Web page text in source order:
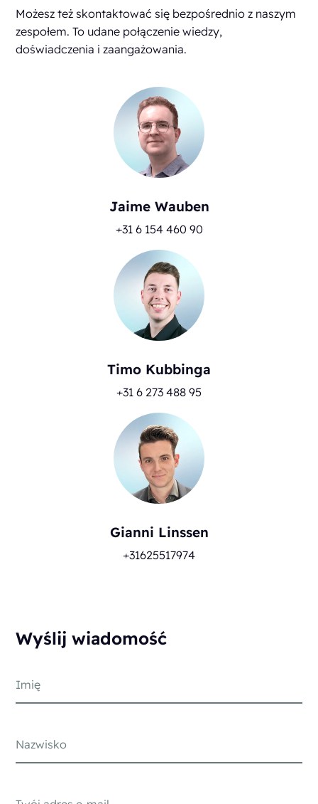
Możesz też skontaktować się bezpośrednio z naszym
zespołem. To udane połączenie wiedzy,
doświadczenia i zaangażowania.
Jaime Wauben
+31 6 154 460 90
Timo Kubbinga
+31 6 273 488 95
Gianni Linssen
+31625517974
Wyślij wiadomość